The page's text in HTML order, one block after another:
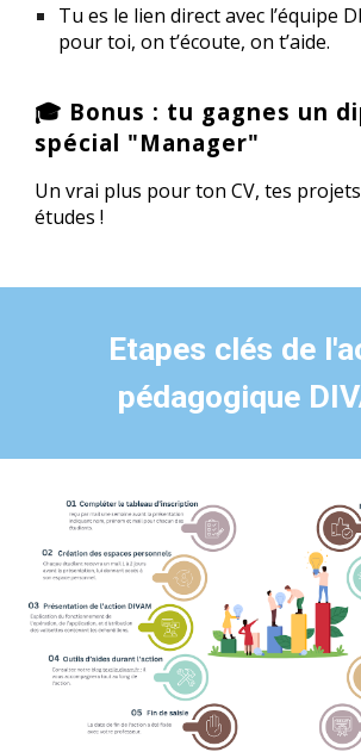
Tu es le lien direct avec l’équipe
pour toi, on t’écoute, on t’aide.
🎓 Bonus : tu gagnes un
spécial "Manager"
Un vrai plus pour ton CV, tes
études !
Etapes clés de
pédagogique